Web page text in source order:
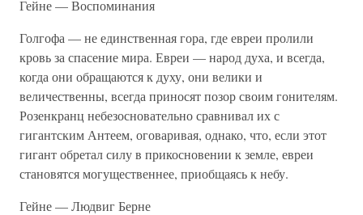
Гейне — Воспоминания
Голгофа — не единственная гора, где евреи пролили
кровь за спасение мира. Евреи — народ духа, и всегда,
когда они обращаются к духу, они велики и
величественны, всегда приносят позор своим гонителям.
Розенкранц небезосновательно сравнивал их с
гигантским Антеем, оговаривая, однако, что, если этот
гигант обретал силу в прикосновении к земле, евреи
становятся могущественнее, приобщаясь к небу.
Гейне — Людвиг Берне